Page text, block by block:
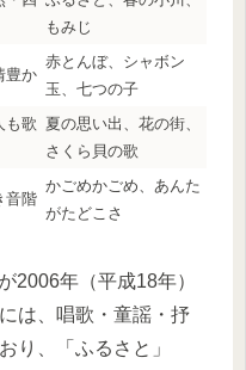
もみじ
豊か
赤とんぼ、シャボン
玉、七つの子
も歌
夏の思い出、花の街、
さくら貝の歌
音階
かごめかごめ、あんた
がたどこさ
2006年（平成18年）
には、唱歌・童謡・抒
り、「ふるさと」